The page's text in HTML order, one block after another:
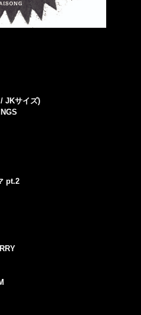
JKサイズ)
pt.2